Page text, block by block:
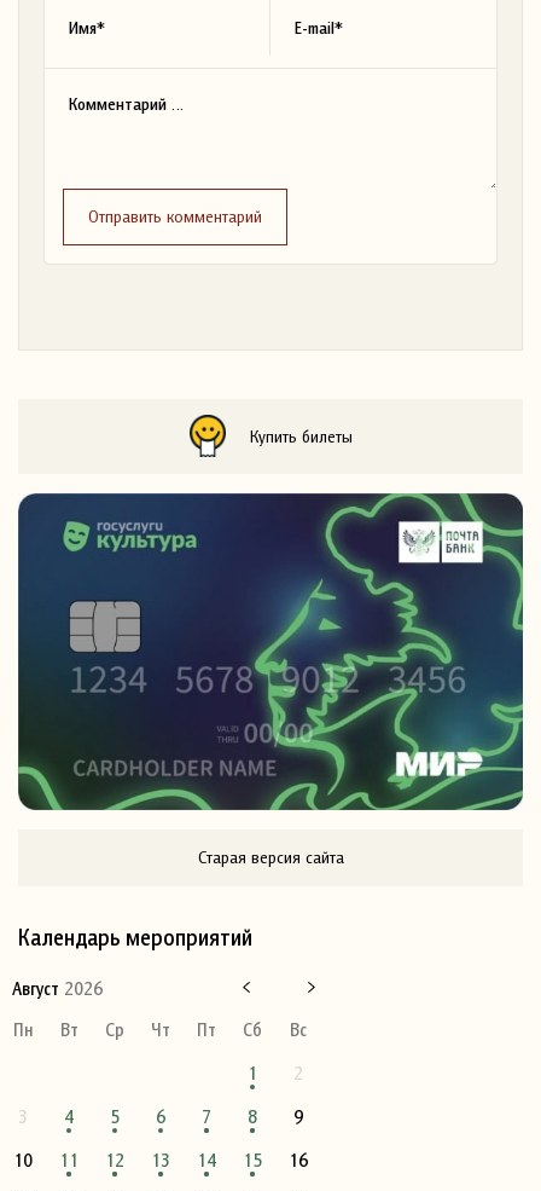
Отправить комментарий
Купить билеты
Старая версия сайта
Календарь мероприятий
Август 2026
Пн
Вт Ср Чт Пт Сб
Вс
1
2
3
4 5 6 7 8
9
10
11 12 13 14 15
16